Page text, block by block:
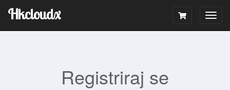
Hkcloudx
Registriraj se